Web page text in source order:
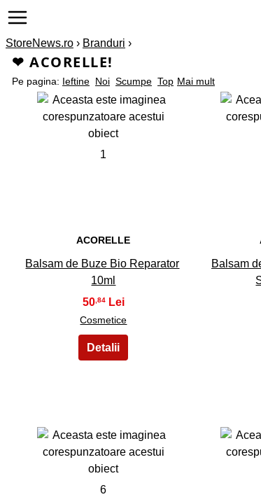
StoreNews.ro › Branduri ›
❤ ACORELLE!
Mai mult
Pe pagina: Ieftine Noi Scumpe Top
1
ACORELLE
Balsam de Buze Bio Reparator
10ml
50,84
Cosmetice
Balsam
6